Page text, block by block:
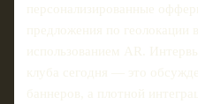
персонализированные
предложения по геолокации
использованием AR.
клуба сегодня — это
баннеров, а плотной